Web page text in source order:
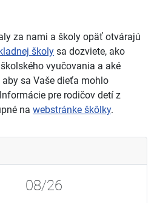
za nami a školy opäť otvárajú
školy sa dozviete, ako
vyučovania a aké
sa Vaše dieťa mohlo
pre rodičov detí z
na webstránke škôlky.
08/26